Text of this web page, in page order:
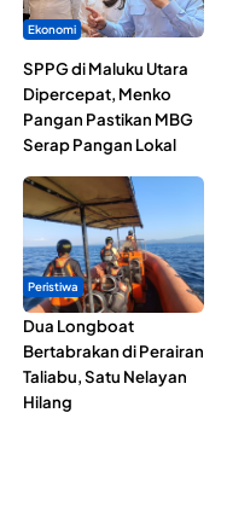
Ekonomi
SPPG di Maluku Utara
Dipercepat, Menko
Pangan Pastikan MBG
Serap Pangan Lokal
Peristiwa
Dua Longboat
Bertabrakan di Perairan
Taliabu, Satu Nelayan
Hilang